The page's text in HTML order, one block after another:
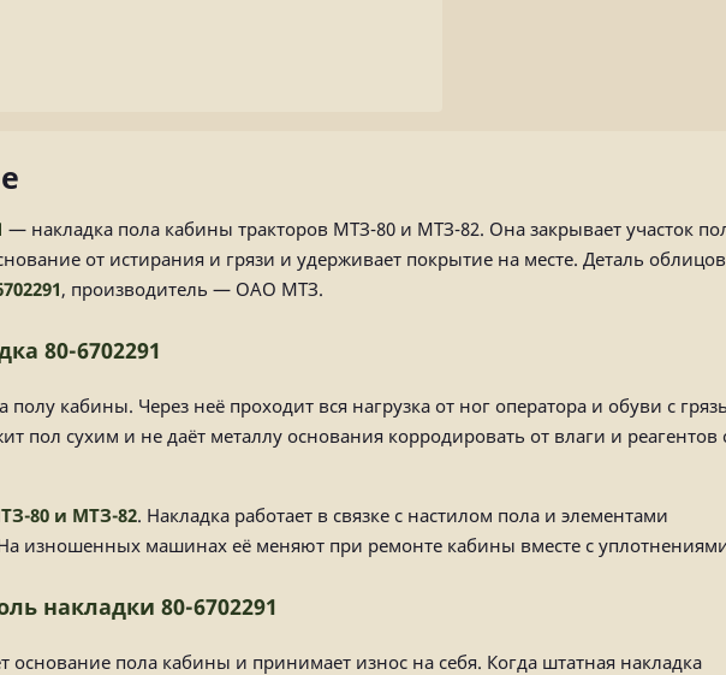
— накладка пола кабины тракторов МТЗ-80 и МТЗ-82. Она закрывает участок
от истирания и грязи и удерживает покрытие на месте. Деталь
, производитель — ОАО МТЗ.
80-6702291
полу кабины. Через неё проходит вся нагрузка от ног оператора и обуви с
пол сухим и не даёт металлу основания корродировать от влаги и реагентов
80 и МТЗ-82. Накладка работает в связке с настилом пола и элементами
изношенных машинах её меняют при ремонте кабины вместе с
накладки 80-6702291
основание пола кабины и принимает износ на себя. Когда штатная накладка